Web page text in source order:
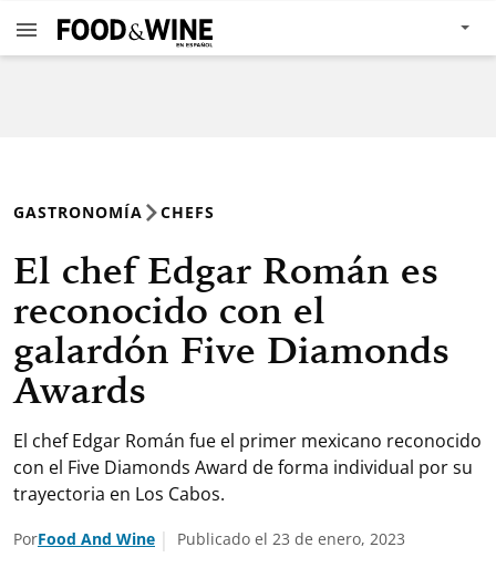
GASTRONOMÍA CHEFS
El chef Edgar Román es
reconocido con el
galardón Five Diamonds
Awards
El chef Edgar Román fue el primer mexicano reconocido
con el Five Diamonds Award de forma individual por su
trayectoria en Los Cabos.
PorFood And Wine Publicado el 23 de enero, 2023